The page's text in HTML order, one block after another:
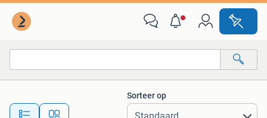
Alle afstanden…
Sorteer op